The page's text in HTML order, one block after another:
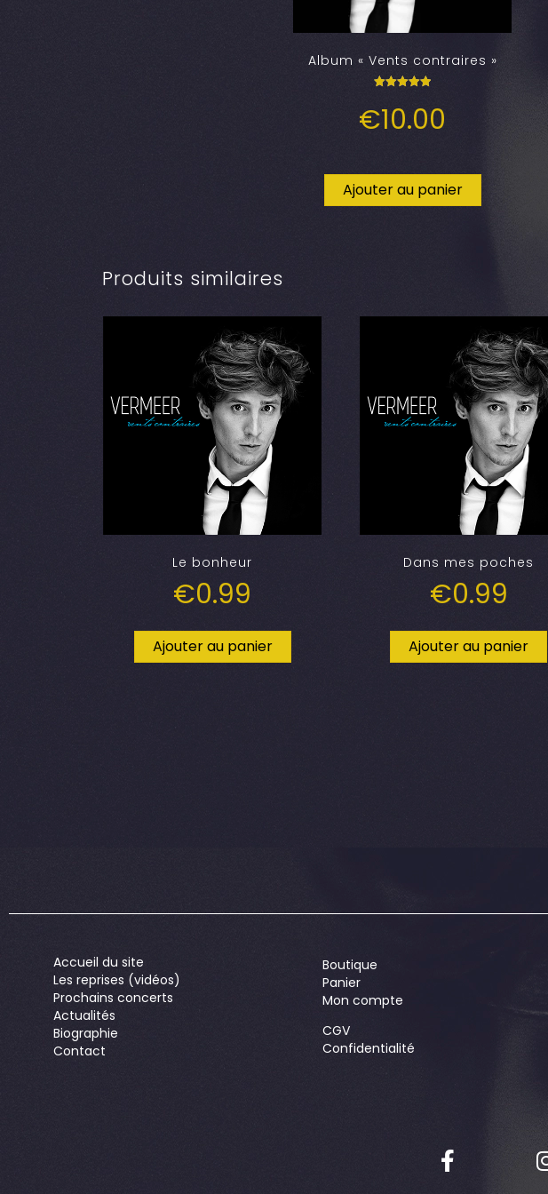
Album « Vents contraires »
5.00
sur 5
€10.00
Ajouter au panier
Produits similaires
Le bonheur
€0.99
Ajouter au panier
Dans mes poches
€0.99
Ajouter au panier
Accueil du site
Les reprises (vidéos)
Prochains concerts
Actualités
Biographie
Contact
Boutique
Panier
Mon compte
CGV
Confidentialité